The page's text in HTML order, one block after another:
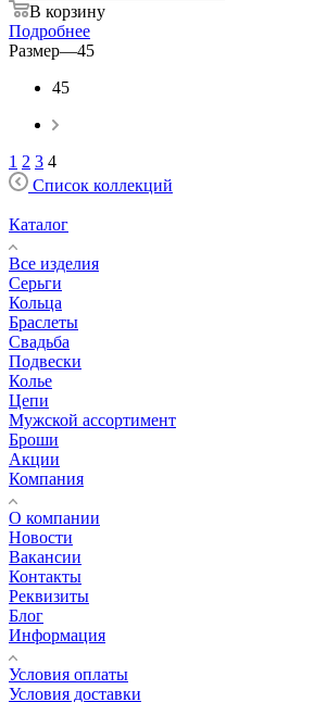
В корзину
Подробнее
Размер—45
45
1 2 3 4
Список коллекций
Каталог
Все изделия
Серьги
Кольца
Браслеты
Свадьба
Подвески
Колье
Цепи
Мужской ассортимент
Броши
Акции
Компания
О компании
Новости
Вакансии
Контакты
Реквизиты
Блог
Информация
Условия оплаты
Условия доставки